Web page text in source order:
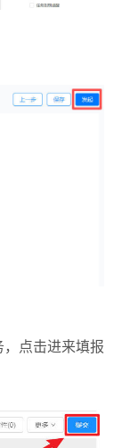
点击进来填报